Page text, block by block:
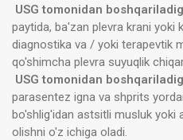
USG tomonidan
paytida, ba'zan plevra krani yoki
diagnostika va / yoki terapevtik
qo'shimcha plevra suyuqlik
USG tomonidan
parasentez igna va shprits
bo'shlig'idan astsitli musluk yoki
olishni o'z ichiga oladi.